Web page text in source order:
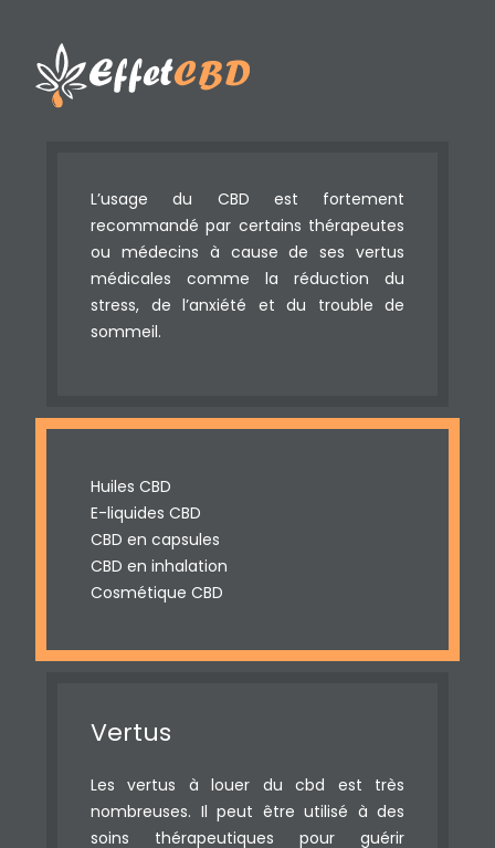
L’usage du CBD est fortement
recommandé par certains thérapeutes
ou médecins à cause de ses vertus
médicales comme la réduction du
stress, de l’anxiété et du trouble de
sommeil.
Huiles CBD
E-liquides CBD
CBD en capsules
CBD en inhalation
Cosmétique CBD
Vertus
Les vertus à louer du cbd est très
nombreuses. Il peut être utilisé à des
soins thérapeutiques pour guérir